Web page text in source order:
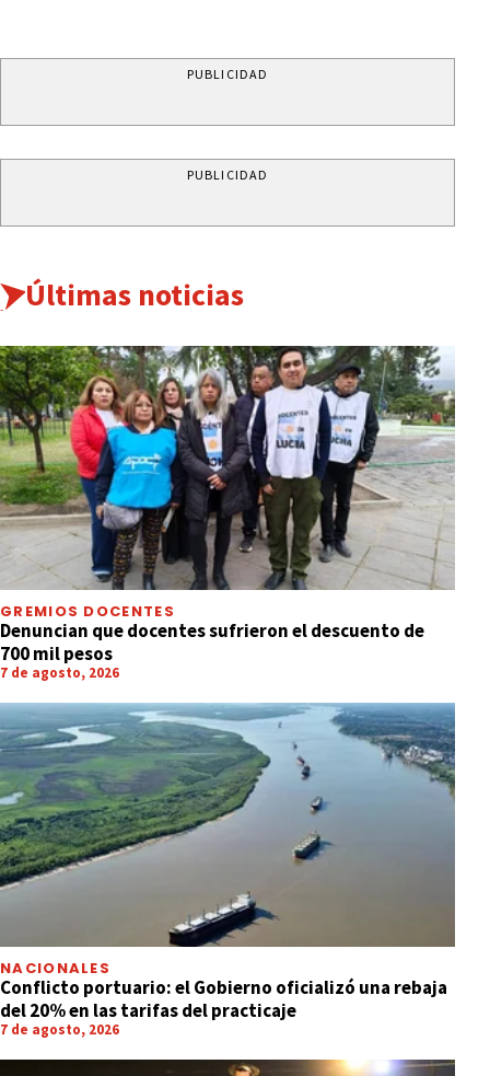
PUBLICIDAD
PUBLICIDAD
Últimas noticias
GREMIOS DOCENTES
Denuncian que docentes sufrieron el descuento de
700 mil pesos
7 de agosto, 2026
NACIONALES
Conflicto portuario: el Gobierno oficializó una rebaja
del 20% en las tarifas del practicaje
7 de agosto, 2026